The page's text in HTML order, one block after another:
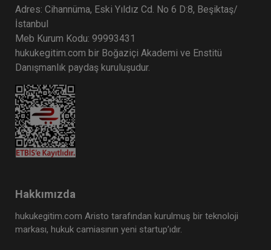
Adres: Cihannüma, Eski Yıldız Cd. No 6 D:8, Beşiktaş/
İstanbul
Meb Kurum Kodu: 99993431
hukukegitim.com bir Boğaziçi Akademi ve Enstitü
Danışmanlık paydaş kuruluşudur.
Hakkımızda
hukukegitim.com Aristo tarafından kurulmuş bir teknoloji
markası, hukuk camiasının yeni startup’ıdır.